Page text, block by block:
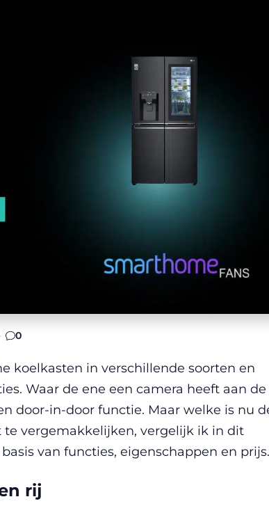
· 0
koelkasten in verschillende soorten en
Waar de ene een camera heeft aan de
door-in-door functie. Maar welke is nu
vergemakkelijken, vergelijk ik in dit
van functies, eigenschappen en prijs.
rij